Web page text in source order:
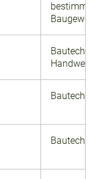
bestimmter